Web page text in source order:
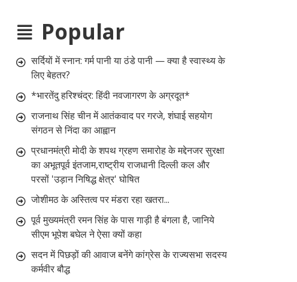
Popular
सर्दियों में स्नान: गर्म पानी या ठंडे पानी — क्या है स्वास्थ्य के
लिए बेहतर?
*भारतेंदु हरिश्चंद्र: हिंदी नवजागरण के अग्रदूत*
राजनाथ सिंह चीन में आतंकवाद पर गरजे, शंघाई सहयोग
संगठन से निंदा का आह्वान
प्रधानमंत्री मोदी के शपथ ग्रहण समारोह के मद्देनजर सुरक्षा
का अभूतपूर्व इंतजाम,राष्ट्रीय राजधानी दिल्ली कल और
परसों 'उड़ान निषिद्ध क्षेत्र' घोषित
जोशीमठ के अस्तित्व पर मंडरा रहा खतरा...
पूर्व मुख्यमंत्री रमन सिंह के पास गाड़ी है बंगला है, जानिये
सीएम भूपेश बघेल ने ऐसा क्यों कहा
सदन में पिछड़ों की आवाज बनेंगे कांग्रेस के राज्यसभा सदस्य
कर्मवीर बौद्ध